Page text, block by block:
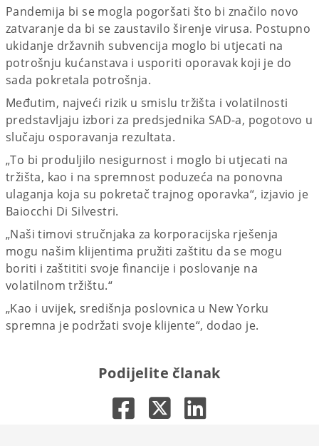
Pandemija bi se mogla pogoršati što bi značilo novo
zatvaranje da bi se zaustavilo širenje virusa. Postupno
ukidanje državnih subvencija moglo bi utjecati na
potrošnju kućanstava i usporiti oporavak koji je do
sada pokretala potrošnja.
Međutim, najveći rizik u smislu tržišta i volatilnosti
predstavljaju izbori za predsjednika SAD-a, pogotovo u
slučaju osporavanja rezultata.
„To bi produljilo nesigurnost i moglo bi utjecati na
tržišta, kao i na spremnost poduzeća na ponovna
ulaganja koja su pokretač trajnog oporavka“, izjavio je
Baiocchi Di Silvestri.
„Naši timovi stručnjaka za korporacijska rješenja
mogu našim klijentima pružiti zaštitu da se mogu
boriti i zaštititi svoje financije i poslovanje na
volatilnom tržištu.“
„Kao i uvijek, središnja poslovnica u New Yorku
spremna je podržati svoje klijente“, dodao je.
Podijelite članak